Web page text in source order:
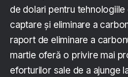
de dolari pentru
captare și eliminare a
raport de eliminare a
martie oferă o privire mai
eforturilor sale de a ajunge